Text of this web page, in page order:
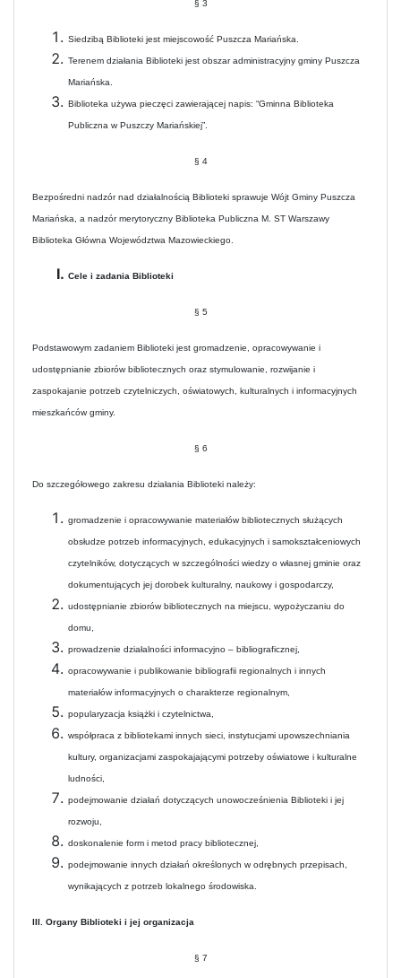
§ 3
Siedzibą Biblioteki jest miejscowość Puszcza Mariańska.
Terenem działania Biblioteki jest obszar administracyjny gminy Puszcza
Mariańska.
Biblioteka używa pieczęci zawierającej napis: “Gminna Biblioteka
Publiczna w Puszczy Mariańskiej”.
§ 4
Bezpośredni nadzór nad działalnością Biblioteki sprawuje Wójt Gminy Puszcza
Mariańska, a nadzór merytoryczny Biblioteka Publiczna M. ST Warszawy
Biblioteka Główna Województwa Mazowieckiego.
Cele i zadania Biblioteki
§ 5
Podstawowym zadaniem Biblioteki jest gromadzenie, opracowywanie i
udostępnianie zbiorów bibliotecznych oraz stymulowanie, rozwijanie i
zaspokajanie potrzeb czytelniczych, oświatowych, kulturalnych i informacyjnych
mieszkańców gminy.
§ 6
Do szczegółowego zakresu działania Biblioteki należy:
gromadzenie i opracowywanie materiałów bibliotecznych służących
obsłudze potrzeb informacyjnych, edukacyjnych i samokształceniowych
czytelników, dotyczących w szczególności wiedzy o własnej gminie oraz
dokumentujących jej dorobek kulturalny, naukowy i gospodarczy,
udostępnianie zbiorów bibliotecznych na miejscu, wypożyczaniu do
domu,
prowadzenie działalności informacyjno – bibliograficznej,
opracowywanie i publikowanie bibliografii regionalnych i innych
materiałów informacyjnych o charakterze regionalnym,
popularyzacja książki i czytelnictwa,
współpraca z bibliotekami innych sieci, instytucjami upowszechniania
kultury, organizacjami zaspokajającymi potrzeby oświatowe i kulturalne
ludności,
podejmowanie działań dotyczących unowocześnienia Biblioteki i jej
rozwoju,
doskonalenie form i metod pracy bibliotecznej,
podejmowanie innych działań określonych w odrębnych przepisach,
wynikających z potrzeb lokalnego środowiska.
III. Organy Biblioteki i jej organizacja
§ 7